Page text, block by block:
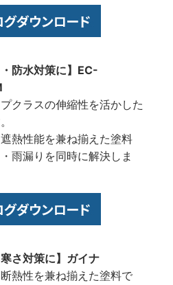
・防水対策に】EC-
クラスの伸縮性を活かした
熱性能を兼ね揃えた塗料
雨漏りを同時に解決しま
寒さ対策に】ガイナ
熱性を兼ね揃えた塗料で